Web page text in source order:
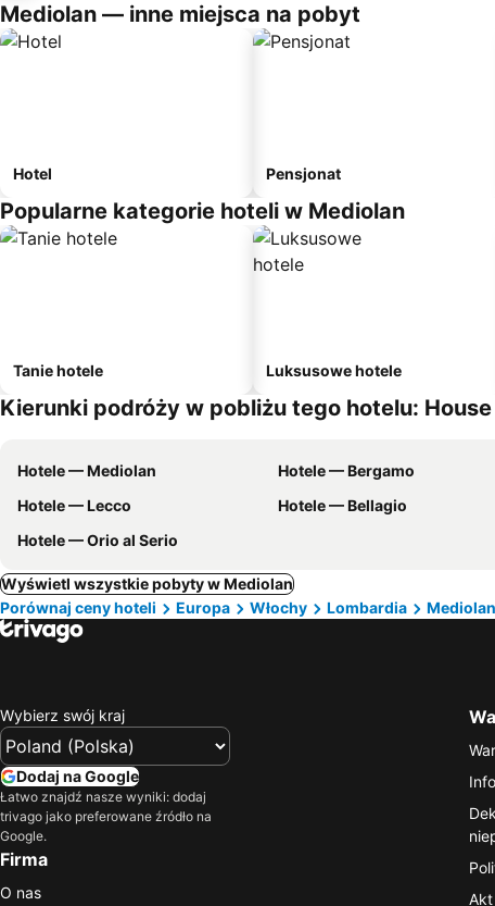
Mediolan — inne miejsca na pobyt
Hotel Pensjonat
Popularne kategorie hoteli w Mediolan
Tanie hotele Luksusowe hotele
Kierunki podróży w pobliżu tego hotelu:
Hotele — Mediolan Hotele — Bergamo
Hotele — Lecco
Hotele — Bellagio
Hotele — Orio al Serio
Wyświetl wszystkie pobyty w Mediolan
Porównaj ceny hoteli
Europa Włochy Lombardia Mediolan
Wybierz swój kraj
Dodaj na Google
Łatwo znajdź nasze wyniki: dodaj
trivago jako preferowane źródło na
Google.
Firma
O nas